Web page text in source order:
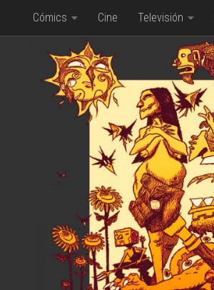
Saltar al contenido
Cómics Cine Televisión